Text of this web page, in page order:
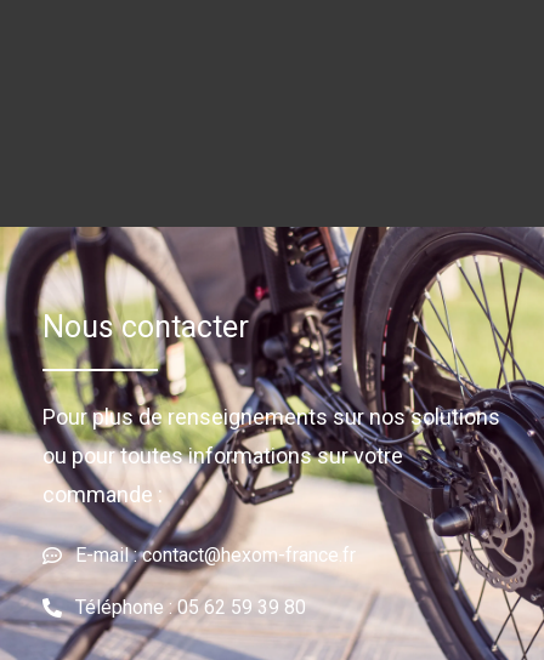
Nous contacter
Pour plus de renseignements sur nos solutions
ou pour toutes informations sur votre
commande :
E-mail : contact@hexom-france.fr
Téléphone : 05 62 59 39 80